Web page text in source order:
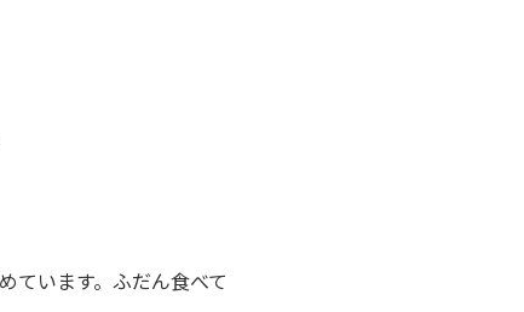
ています。ふだん食べて